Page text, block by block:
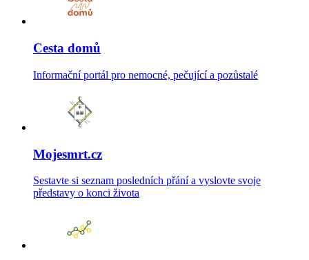
Cesta domů
Informační portál pro nemocné, pečující a pozůstalé
Mojesmrt.cz
Sestavte si seznam posledních přání a vyslovte svoje
představy o konci života